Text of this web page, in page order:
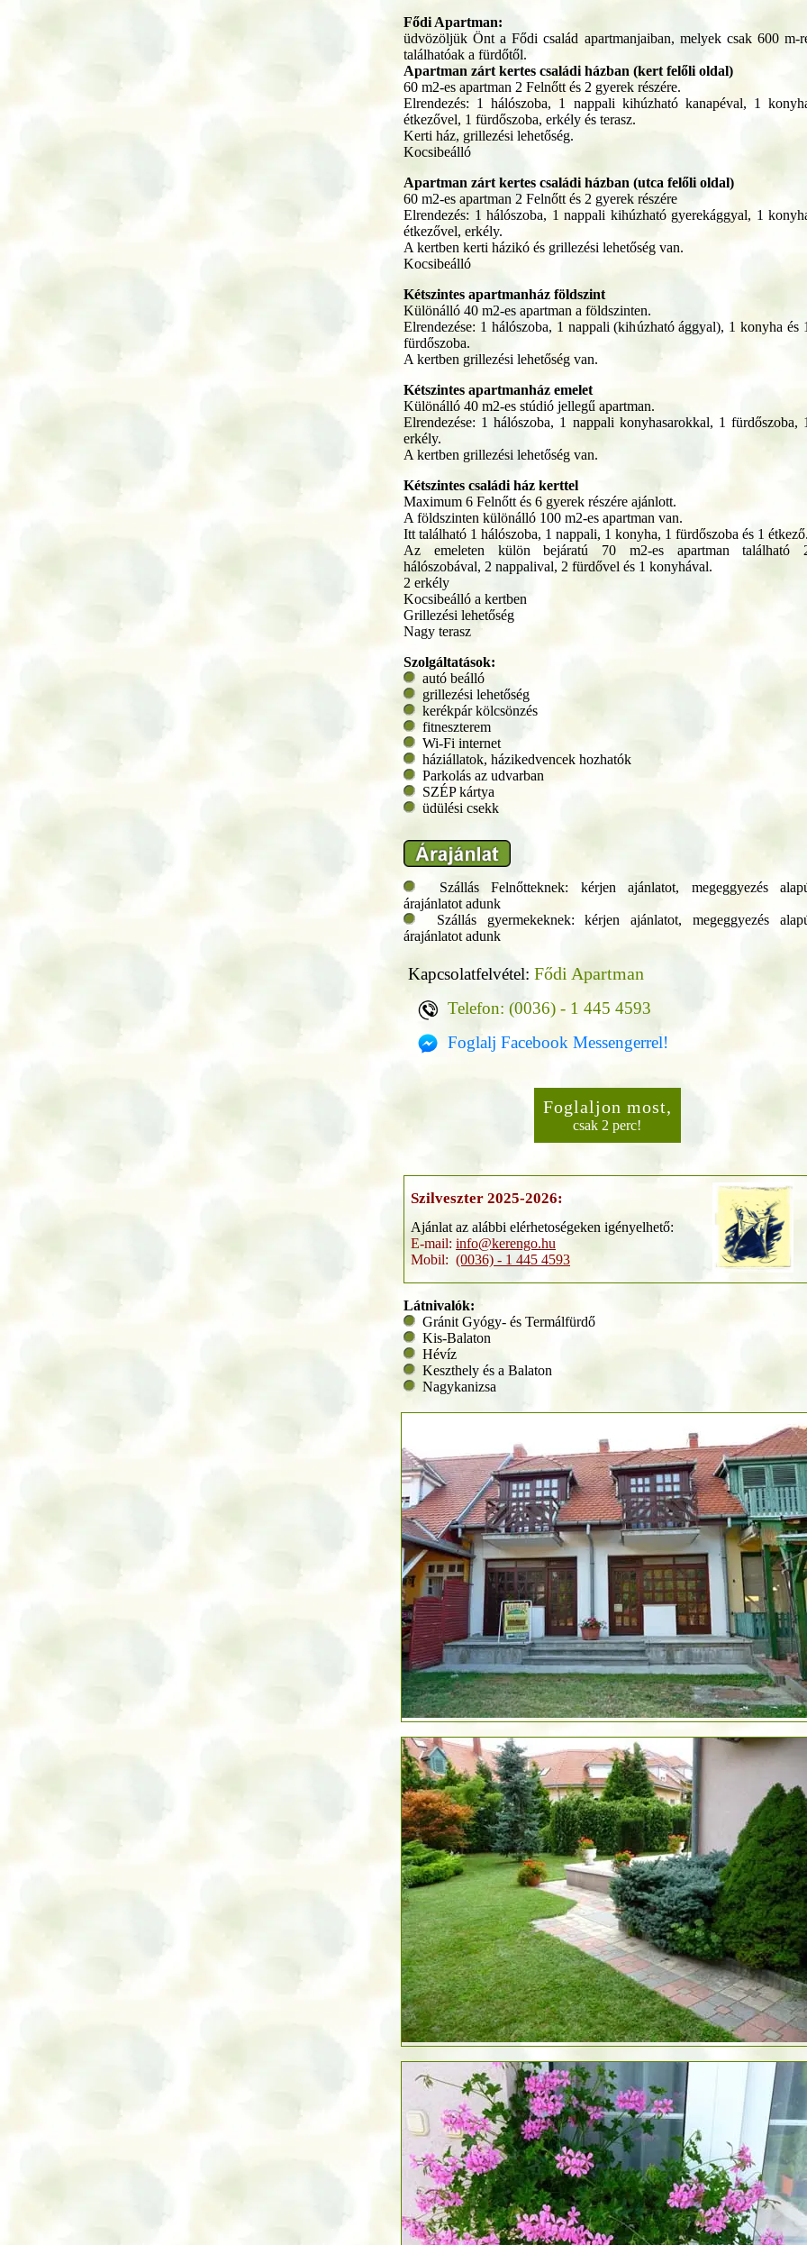
Fődi Apartman:
üdvözöljük Önt a Fődi család apartmanjaiban, melyek csak 600 m-
találhatóak a fürdőtől.
Apartman zárt kertes családi házban (kert felőli oldal)
60 m2-es apartman 2 Felnőtt és 2 gyerek részére.
Elrendezés: 1 hálószoba, 1 nappali kihúzható kanapéval, 1
étkezővel, 1 fürdőszoba, erkély és terasz.
Kerti ház, grillezési lehetőség.
Kocsibeálló
Apartman zárt kertes családi házban (utca felőli oldal)
60 m2-es apartman 2 Felnőtt és 2 gyerek részére
Elrendezés: 1 hálószoba, 1 nappali kihúzható gyerekággyal, 1
étkezővel, erkély.
A kertben kerti házikó és grillezési lehetőség van.
Kocsibeálló
Kétszintes apartmanház földszint
Különálló 40 m2-es apartman a földszinten.
Elrendezése: 1 hálószoba, 1 nappali (kihúzható ággyal), 1 konyha és
fürdőszoba.
A kertben grillezési lehetőség van.
Kétszintes apartmanház emelet
Különálló 40 m2-es stúdió jellegű apartman.
Elrendezése: 1 hálószoba, 1 nappali konyhasarokkal, 1 fürdőszoba,
erkély.
A kertben grillezési lehetőség van.
Kétszintes családi ház kerttel
Maximum 6 Felnőtt és 6 gyerek részére ajánlott.
A földszinten különálló 100 m2-es apartman van.
Itt található 1 hálószoba, 1 nappali, 1 konyha, 1 fürdőszoba és 1
Az emeleten külön bejáratú 70 m2-es apartman található
hálószobával, 2 nappalival, 2 fürdővel és 1 konyhával.
2 erkély
Kocsibeálló a kertben
Grillezési lehetőség
Nagy terasz
Szolgáltatások:
autó beálló
grillezési lehetőség
kerékpár kölcsönzés
fitneszterem
Wi-Fi internet
háziállatok, házikedvencek hozhatók
Parkolás az udvarban
SZÉP kártya
üdülési csekk
Szállás Felnőtteknek: kérjen ajánlatot, megeggyezés
árajánlatot adunk
Szállás gyermekeknek: kérjen ajánlatot, megeggyezés
árajánlatot adunk
Kapcsolatfelvétel: Fődi Apartman
Telefon: (0036) - 1 445 4593
Foglalj Facebook Messengerrel!
Foglaljon most,
csak 2 perc!
Szilveszter 2025-2026:
Ajánlat az alábbi elérhetoségeken igényelhető:
E-mail: info@kerengo.hu
Mobil: (0036) - 1 445 4593
Látnivalók:
Gránit Gyógy- és Termálfürdő
Kis-Balaton
Hévíz
Keszthely és a Balaton
Nagykanizsa